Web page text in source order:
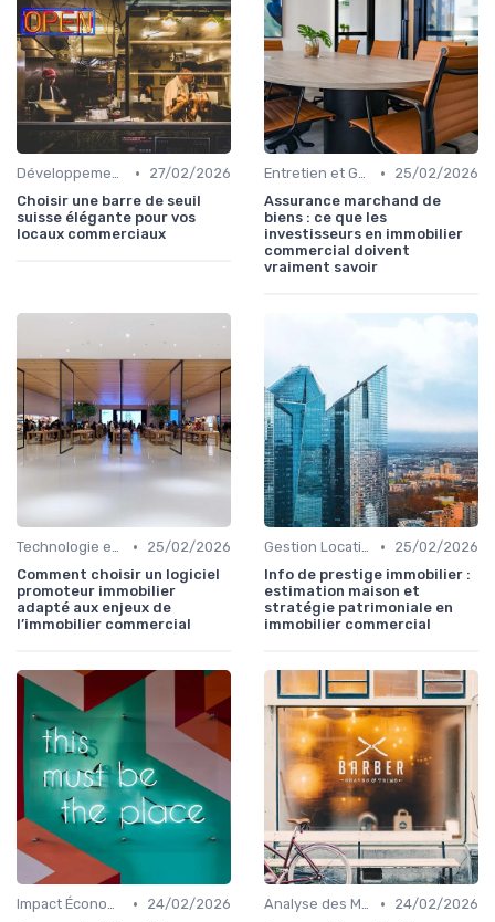
Développement et Rénovation de Projets •
27/02/2026
Choisir une barre de seuil
suisse élégante pour vos
locaux commerciaux
Entretien et Gestion du Risque Immobilier •
25/02/2026
Assurance marchand de
biens : ce que les
investisseurs en immobilier
commercial doivent
vraiment savoir
Technologie et Innovation en Gestion Immobilière •
25/02/2026
Comment choisir un logiciel
promoteur immobilier
adapté aux enjeux de
l’immobilier commercial
Gestion Locative et Asset Management •
25/02/2026
Info de prestige immobilier :
estimation maison et
stratégie patrimoniale en
immobilier commercial
Impact Économique et Financier •
24/02/2026
Analyse des Marchés Locaux et Globaux •
24/02/2026